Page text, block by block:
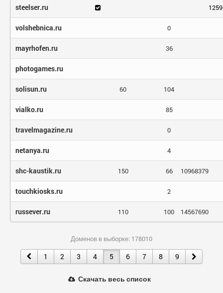
steelser.ru 1259
volshebnica.ru 0
mayrhofen.ru 36
photogames.ru
solisun.ru 60 104
vialko.ru 85
travelmagazine.ru 0
netanya.ru 4
shc-kaustik.ru 150 66 10968379
touchkiosks.ru 2
russever.ru 110 100 14567690
Доменов в выборке: 178010
1 2 3 4 5 6 7 8 9
Скачать весь список